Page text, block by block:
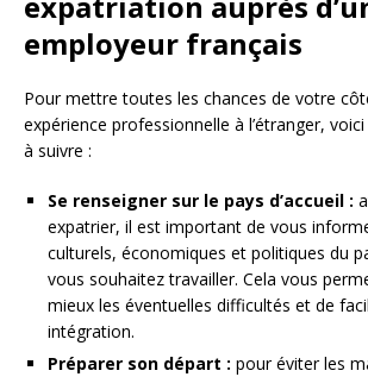
employeur français
Pour mettre toutes les chances de votre
expérience professionnelle à l’étranger,
à suivre :
Se renseigner sur le pays d’accueil :
expatrier, il est important de vous
culturels, économiques et politiques du
vous souhaitez travailler. Cela vous
mieux les éventuelles difficultés et de
intégration.
Préparer son départ : pour éviter les